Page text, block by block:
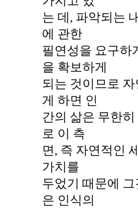
는 데, 파악되는
에 관한
필연성을 요구하
을 확보하게
되는 것이므로
게 하면 인
간의 삶은 무한
로 이 측
면, 즉 자연적인
가치를
두었기 때문에
은 인식의